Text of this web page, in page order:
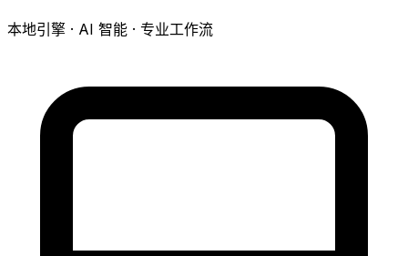
本地引擎 · AI 智能 · 专业工作流